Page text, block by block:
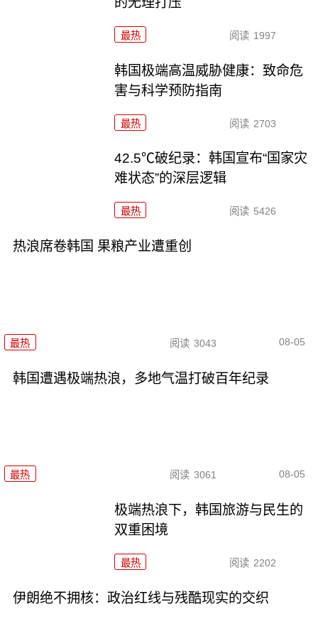
最热 阅读 1997
韩国极端高温威胁健康：致命危
害与科学预防指南
最热 阅读 2703
42.5℃破纪录：韩国宣布“国家灾
难状态”的深层逻辑
最热 阅读 5426
热浪席卷韩国 果粮产业遭重创
最热 阅读 3043 08-05
韩国遭遇极端热浪，多地气温打破百年纪录
最热 阅读 3061 08-05
极端热浪下，韩国旅游与民生的
双重困境
最热 阅读 2202
伊朗绝不拥核：政治红线与残酷现实的交织